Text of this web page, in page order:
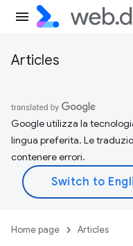
Articles
Google utilizza la
lingua preferita. Le
contenere errori.
Home page Articles